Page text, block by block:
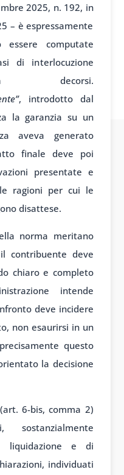
2025, n. 192, in
– è espressamente
essere computate
di interlocuzione
decorsi.
, introdotto dal
la garanzia su un
aveva generato
finale deve poi
presentate e
ragioni per cui le
disattese.
norma meritano
contribuente deve
chiaro e completo
intende
deve incidere
non esaurirsi in un
questo
la decisione
6-bis, comma 2)
liquidazione e di
individuati